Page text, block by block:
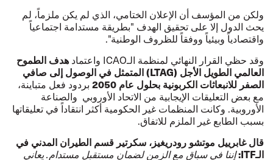
ولكن من المؤسف أن الإعلان الختامي، الذي لم يكن ملزماً، لم
يحث الدول إلا على تحقيق الهدف "بطريقة مستدامة اجتماعياً
واقتصادياً وبيئياً ووفقاً للظروف الوطنية".
وقد حظي القرار النهائي لمنظمة الـICAO واعتماد
هدف الطموح
العالمي الطويل الأجل (LTAG‏) المتمثل في الوصول إلى صافي
الصفر للانبعاثات الكربونية بحلول عام 2050
بردود فعل متباينة،
مع بعض التعليقات الإيجابية من الاتحاد الأوروبي والصناعة
الأوروبية. وكانت المنظمات غير الحكومية أكثر انتقاداً في تعليقاتها
بسبب الطابع غير الملزم للاتفاق.
قال غابرييل موتشو رودريغيز، سكرتير قسم الطيران المدني في
الـITF
:إننا في سباق مع الزمن لضمان مستقبل مستدام. يعاني